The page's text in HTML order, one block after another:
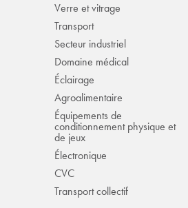
Verre et vitrage
Transport
Secteur industriel
Domaine médical
Éclairage
Agroalimentaire
Équipements de
conditionnement physique et
de jeux
Électronique
CVC
Transport collectif